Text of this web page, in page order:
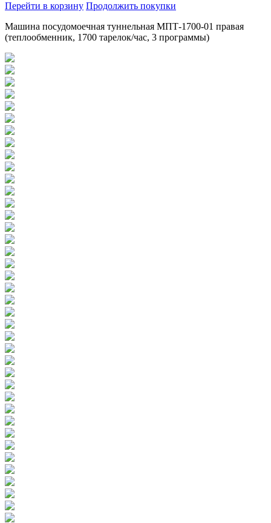
Перейти в корзину Продолжить покупки
Машина посудомоечная туннельная МПТ-1700-01 правая
(теплообменник, 1700 тарелок/час, 3 программы)